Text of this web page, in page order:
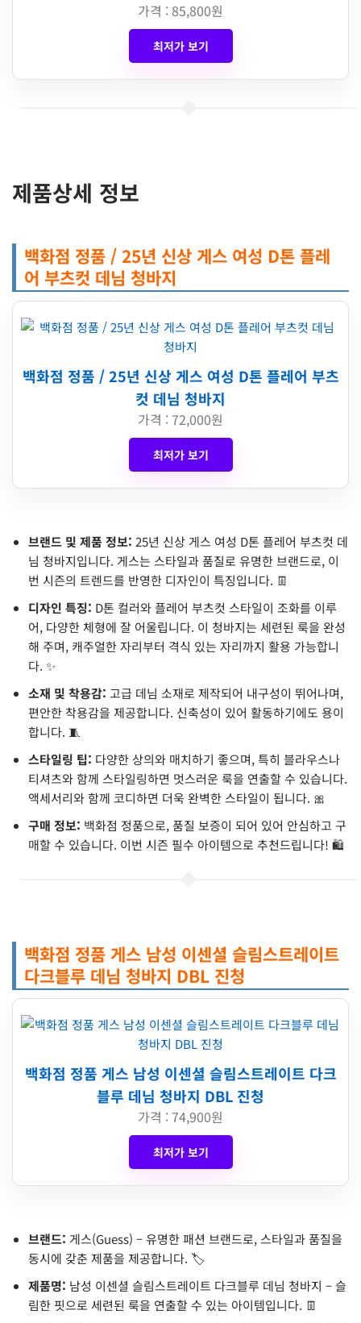
가격 : 85,800원
최저가 보기
제품상세 정보
백화점 정품 / 25년 신상 게스 여성 D톤 플레
어 부츠컷 데님 청바지
백화점 정품 / 25년 신상 게스 여성 D톤 플레어 부츠
컷 데님 청바지
가격 : 72,000원
최저가 보기
브랜드 및 제품 정보: 25년 신상 게스 여성 D톤 플레어 부츠컷 데
님 청바지입니다. 게스는 스타일과 품질로 유명한 브랜드로, 이
번 시즌의 트렌드를 반영한 디자인이 특징입니다. 👖
디자인 특징: D톤 컬러와 플레어 부츠컷 스타일이 조화를 이루
어, 다양한 체형에 잘 어울립니다. 이 청바지는 세련된 룩을 완성
해 주며, 캐주얼한 자리부터 격식 있는 자리까지 활용 가능합니
다. ✨
소재 및 착용감: 고급 데님 소재로 제작되어 내구성이 뛰어나며,
편안한 착용감을 제공합니다. 신축성이 있어 활동하기에도 용이
합니다. 🧵
스타일링 팁: 다양한 상의와 매치하기 좋으며, 특히 블라우스나
티셔츠와 함께 스타일링하면 멋스러운 룩을 연출할 수 있습니다.
액세서리와 함께 코디하면 더욱 완벽한 스타일이 됩니다. 🎀
구매 정보: 백화점 정품으로, 품질 보증이 되어 있어 안심하고 구
매할 수 있습니다. 이번 시즌 필수 아이템으로 추천드립니다! 🛍️
백화점 정품 게스 남성 이센셜 슬림스트레이트
다크블루 데님 청바지 DBL 진청
백화점 정품 게스 남성 이센셜 슬림스트레이트 다크
블루 데님 청바지 DBL 진청
가격 : 74,900원
최저가 보기
브랜드: 게스(Guess) – 유명한 패션 브랜드로, 스타일과 품질을
동시에 갖춘 제품을 제공합니다. 🏷️
제품명: 남성 이센셜 슬림스트레이트 다크블루 데님 청바지 – 슬
림한 핏으로 세련된 룩을 연출할 수 있는 아이템입니다. 👖